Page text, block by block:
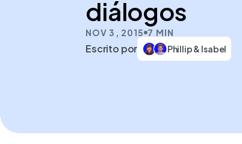
diálogos
NOV 3, 2015 7 MIN
Escrito por Phillip & Isabel